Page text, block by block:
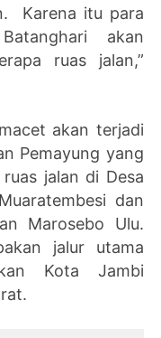
Karena itu para
akan
ruas jalan,”
akan terjadi
Pemayung yang
jalan di Desa
dan
Marosebo Ulu.
jalur utama
Kota Jambi